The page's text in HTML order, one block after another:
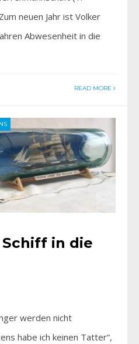
neuen Jahr ist Volker
Abwesenheit in die
READ MORE
in die
werden nicht
habe ich keinen Tatter“,